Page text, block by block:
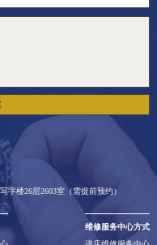
字楼26层2603室（需提前预约）
维修服务中心方式